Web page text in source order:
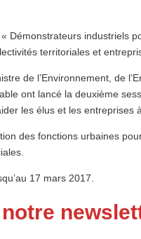
Démonstrateurs industriels
territoriales et
de l’Environnement, de
ont lancé la deuxième
les élus et les entreprises
des fonctions urbaines
17 mars 2017.